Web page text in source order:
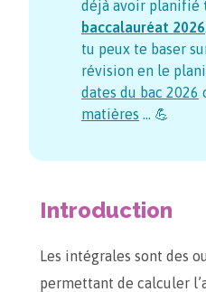
déjà avoir planifié
baccalauréat 2026
tu peux te baser
révision en le
dates du bac 2026
matières … 💪
Introduction
Les intégrales sont des
permettant de calculer